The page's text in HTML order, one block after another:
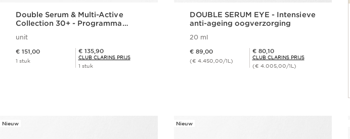
Double Serum & Multi-Active
Collection 30+ - Programma
rimpels
unit
€ 151,00
1 stuk
Club Clarins Prijs € 135,90
€ 135,90
CLUB CLARINS PRIJS
1 stuk
DOUBLE SERUM EYE - Intensieve
anti-ageing oogverzorging
20 ml
€ 89,00
(€ 4.450,00/1L)
Club Clarins Prijs € 80,10
€ 80,10
CLUB CLARINS PRIJS
(€ 4.005,00/1L)
Nieuw Nieuw